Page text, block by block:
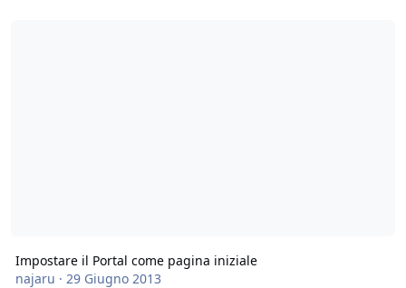
Impostare il Portal come pagina iniziale
najaru · 29 Giugno 2013